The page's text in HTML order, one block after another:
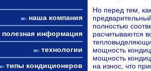
наша компания
полезная информация
технологии
типы кондиционеров
Но перед тем,
полностью
расчитываются
мощность
мощность
на износ, что